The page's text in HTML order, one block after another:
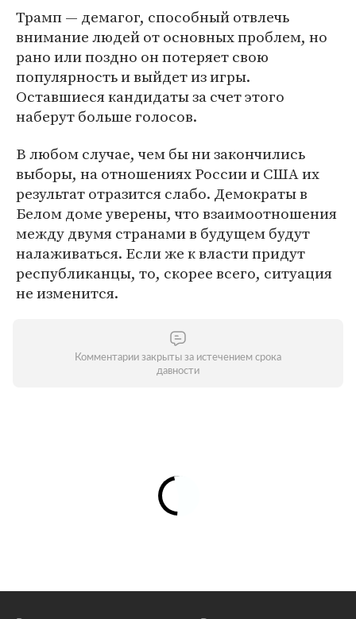
Трамп — демагог, способный отвлечь
внимание людей от основных проблем, но
рано или поздно он потеряет свою
популярность и выйдет из игры.
Оставшиеся кандидаты за счет этого
наберут больше голосов.
В любом случае, чем бы ни закончились
выборы, на отношениях России и США их
результат отразится слабо. Демократы в
Белом доме уверены, что взаимоотношения
между двумя странами в будущем будут
налаживаться. Если же к власти придут
республиканцы, то, скорее всего, ситуация
не изменится.
Комментарии закрыты за истечением срока
давности